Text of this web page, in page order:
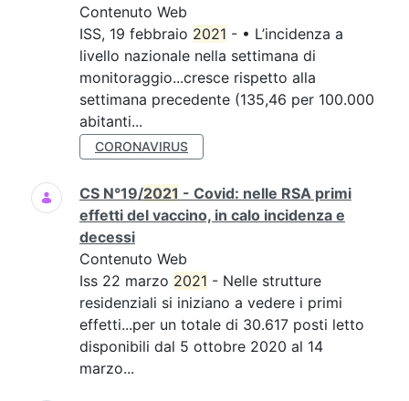
Contenuto Web
ISS, 19 febbraio 2021 - • L’incidenza a
livello nazionale nella settimana di
monitoraggio...cresce rispetto alla
settimana precedente (135,46 per 100.000
abitanti...
CORONAVIRUS
CS N°19/2021 - Covid: nelle RSA primi
effetti del vaccino, in calo incidenza e
decessi
Contenuto Web
Iss 22 marzo 2021 - Nelle strutture
residenziali si iniziano a vedere i primi
effetti...per un totale di 30.617 posti letto
disponibili dal 5 ottobre 2020 al 14
marzo...